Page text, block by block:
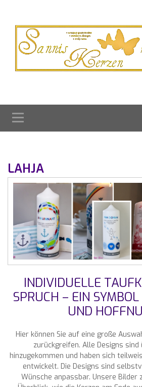
LAHJA
INDIVIDUELLE
SPRUCH – EIN
UND
Hier können Sie auf eine große
zurückgreifen. Alle Designs
hinzugekommen und haben sich
entwickelt. Die Designs sind
Wünsche anpassbar. Unsere Bilder